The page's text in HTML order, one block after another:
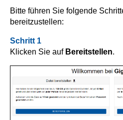
Bitte führen Sie folgende
bereitzustellen:
Schritt 1
Klicken Sie auf Bereitstellen.